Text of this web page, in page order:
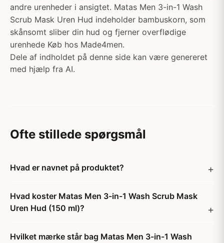
andre urenheder i ansigtet. Matas Men 3-in-1 Wash
Scrub Mask Uren Hud indeholder bambuskorn, som
skånsomt sliber din hud og fjerner overflødige
urenhede Køb hos Made4men.
Dele af indholdet på denne side kan være genereret
med hjælp fra AI.
Ofte stillede spørgsmål
Hvad er navnet på produktet?
Hvad koster Matas Men 3-in-1 Wash Scrub Mask
Uren Hud (150 ml)?
Hvilket mærke står bag Matas Men 3-in-1 Wash